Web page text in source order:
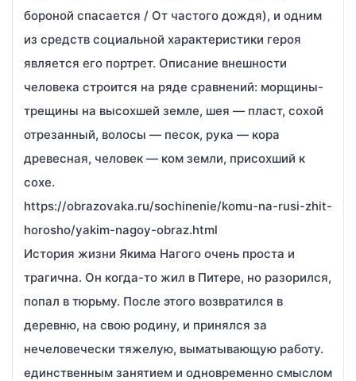
бороной спасается / От частого дождя), и одним
из средств социальной характеристики героя
является его портрет. Описание внешности
человека строится на ряде сравнений: морщины-
трещины на высохшей земле, шея — пласт, сохой
отрезанный, волосы — песок, рука — кора
древесная, человек — ком земли, присохший к
сохе.
https://obrazovaka.ru/sochinenie/komu-na-rusi-zhit-
horosho/yakim-nagoy-obraz.html
История жизни Якима Нагого очень проста и
трагична. Он когда-то жил в Питере, но разорился,
попал в тюрьму. После этого возвратился в
деревню, на свою родину, и принялся за
нечеловечески тяжелую, выматывающую работу.
единственным занятием и одновременно смыслом